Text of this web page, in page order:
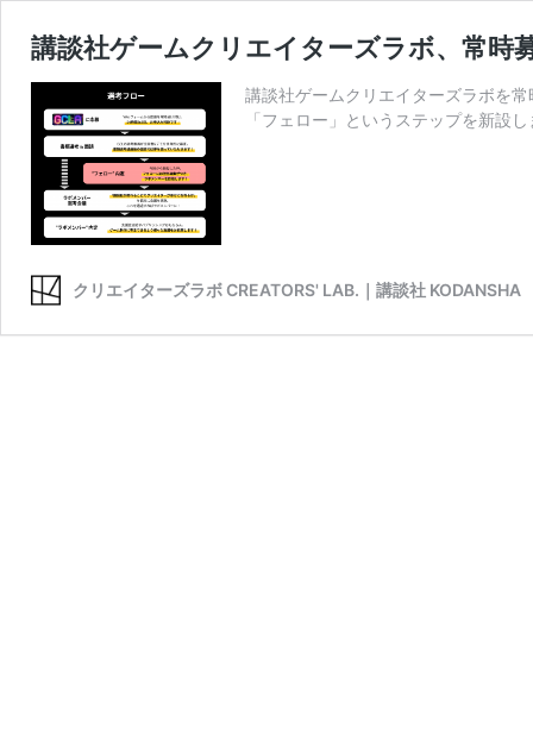
講談社ゲームクリエイターズラボ、常時
講談社ゲームクリエイターズラボを
「フェロー」というステップを新設
クリエイターズラボ CREATORS' LAB.｜講談社 KODANSHA